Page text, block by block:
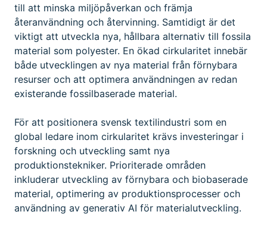
till att minska miljöpåverkan och främja
återanvändning och återvinning. Samtidigt är det
viktigt att utveckla nya, hållbara alternativ till fossila
material som polyester. En ökad cirkularitet innebär
både utvecklingen av nya material från förnybara
resurser och att optimera användningen av redan
existerande fossilbaserade material.
För att positionera svensk textilindustri som en
global ledare inom cirkularitet krävs investeringar i
forskning och utveckling samt nya
produktionstekniker. Prioriterade områden
inkluderar utveckling av förnybara och biobaserade
material, optimering av produktionsprocesser och
användning av generativ AI för materialutveckling.